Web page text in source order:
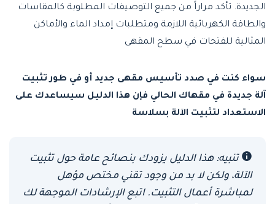
الجديدة. تأكد مراراً من جميع التوصيفات المطلوبة كالمقاسات
والطاقة الكهربائية اللازمة ومتطلبات إمداد الماء والأماكن
المثالية للفتحات في سطح المقهى
سواء كنت في صدد تأسيس مقهى جديد أو في طور تثبيت
آلة جديدة في مقهاك الحالي فإن هذا الدليل سيساعدك على
الاستعداد لتثبيت الآلة بسلاسة
تنبيه: هذا الدليل يزودك بنصائح عامة حول تثبيت
الآلة، ولكن لا بد من وجود تقني مختص مؤهل
لمباشرة أعمال التثبيت. اتبع الإرشادات الموجهة لك